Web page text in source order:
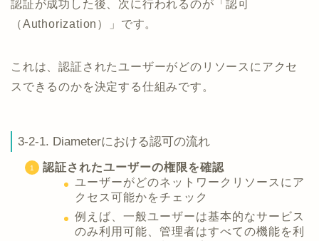
認証が成功した後、次に行われるのが「認可
（Authorization）」です。
これは、認証されたユーザーがどのリソースにアクセ
スできるのかを決定する仕組みです。
3-2-1. Diameterにおける認可の流れ
認証されたユーザーの権限を確認
ユーザーがどのネットワークリソースにア
クセス可能かをチェック
例えば、一般ユーザーは基本的なサービス
のみ利用可能、管理者はすべての機能を利